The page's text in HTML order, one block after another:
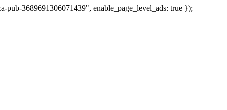
3689691306071439", enable_page_level_ads: true });